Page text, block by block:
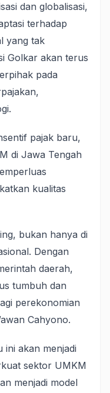
dan globalisasi,
terhadap
yang tak
Golkar akan terus
pada
pajak baru,
di Jawa Tengah
kualitas
bukan hanya di
Dengan
daerah,
tumbuh dan
perekonomian
Cahyono.
ini akan menjadi
sektor UMKM
menjadi model